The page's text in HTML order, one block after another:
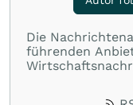
Die
führenden
englischer